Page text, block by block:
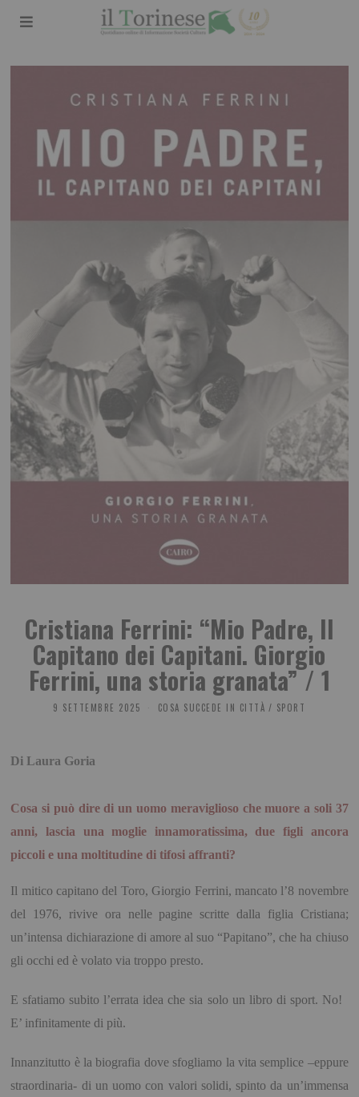
Cristiana Ferrini: “Mio Padre, Il
Capitano dei Capitani. Giorgio
Ferrini, una storia granata” / 1
9 SETTEMBRE 2025 COSA SUCCEDE IN CITTÀ / SPORT
Di Laura Goria
Cosa si può dire di un uomo meraviglioso che muore a soli 37
anni, lascia una moglie innamoratissima, due figli ancora
piccoli e una moltitudine di tifosi affranti?
Il mitico capitano del Toro, Giorgio Ferrini, mancato l’8 novembre
del 1976, rivive ora nelle pagine scritte dalla figlia Cristiana;
un’intensa dichiarazione di amore al suo “Papitano”, che ha chiuso
gli occhi ed è volato via troppo presto.
E sfatiamo subito l’errata idea che sia solo un libro di sport. No!
E’ infinitamente di più.
Innanzitutto è la biografia dove sfogliamo la vita semplice –eppure
straordinaria- di un uomo con valori solidi, spinto da un’immensa